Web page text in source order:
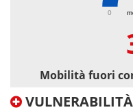
0
Mobilità fuori